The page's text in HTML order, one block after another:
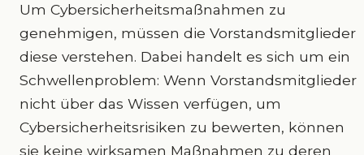
Um Cybersicherheitsmaßnahmen zu
genehmigen, müssen die Vorstandsmitglieder
diese verstehen. Dabei handelt es sich um ein
Schwellenproblem: Wenn Vorstandsmitglieder
nicht über das Wissen verfügen, um
Cybersicherheitsrisiken zu bewerten, können
sie keine wirksamen Maßnahmen zu deren